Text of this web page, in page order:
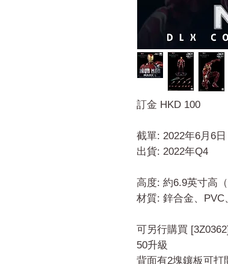
訂金 HKD 100
截單: 2022年6月6日
出貨: 2022年Q4
高度: 約6.9英寸高（
材質: 鋅合金、PVC
可另行購買
50升級
背面有2塊鑲板可打